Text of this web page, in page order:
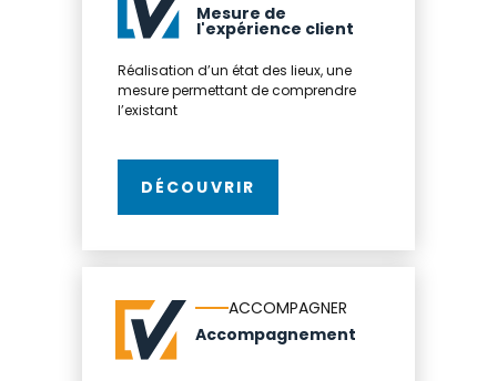
Mesure de
l'expérience client
Réalisation d’un état des lieux, une
mesure permettant de comprendre
l’existant
DÉCOUVRIR
ACCOMPAGNER
Accompagnement